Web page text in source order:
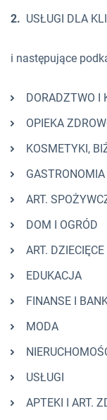
USŁUGI DLA
i następujące
DORADZTWO I
OPIEKA
KOSMETYKI,
GASTRONOMIA
ART.
DOM I OGRÓD
ART. DZIECIĘCE
EDUKACJA
FINANSE I
MODA
USŁUGI
APTEKI I ART.